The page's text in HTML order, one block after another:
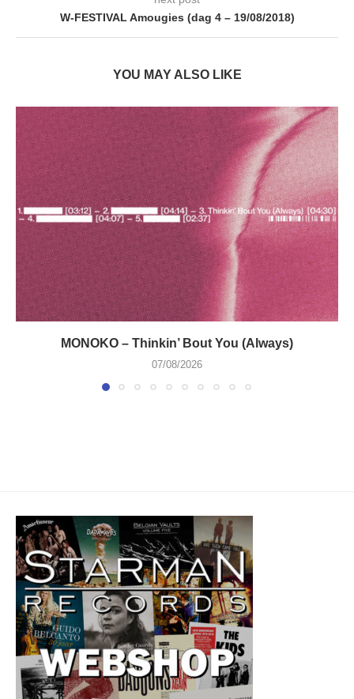
W-FESTIVAL Amougies (dag 4 – 19/08/2018)
YOU MAY ALSO LIKE
MONOKO – Thinkin’ Bout You (Always)
07/08/2026